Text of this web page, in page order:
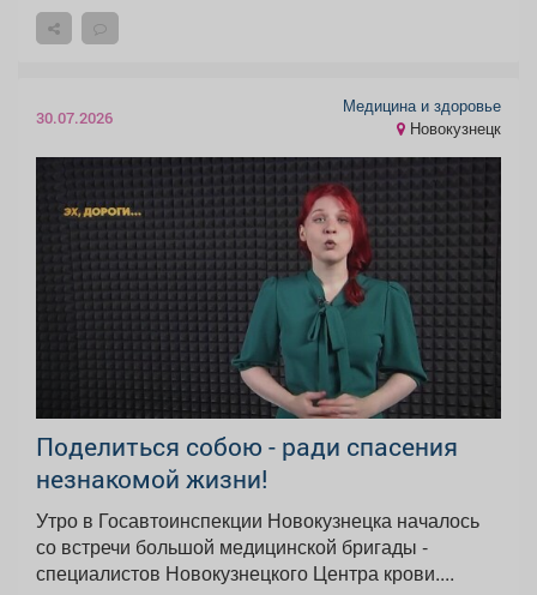
30.07.2026
Медицина и здоровье
Новокузнецк
‍Поделиться собою - ради спасения
незнакомой жизни!
Утро в Госавтоинспекции Новокузнецка началось
со встречи большой медицинской бригады -
специалистов Новокузнецкого Центра крови....